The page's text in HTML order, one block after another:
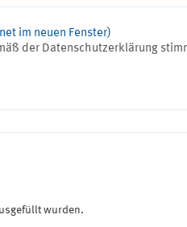
im neuen Fenster)
der Datenschutzerklärung
wurden.